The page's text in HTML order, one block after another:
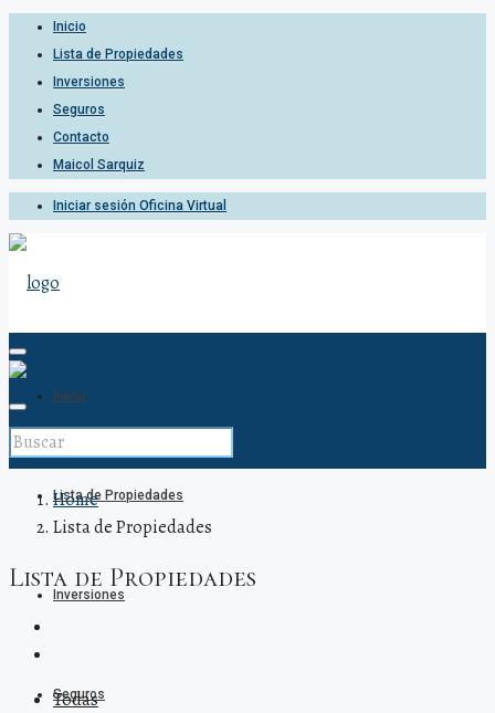
Inicio
Lista de Propiedades
Inversiones
Seguros
Contacto
Maicol Sarquiz
Iniciar sesión Oficina Virtual
Inicio
Lista de Propiedades
Inversiones
Seguros
Home
Lista de Propiedades
Lista de Propiedades
Todas